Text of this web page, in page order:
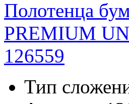
Полотенца
PREMIUM
126559
Тип